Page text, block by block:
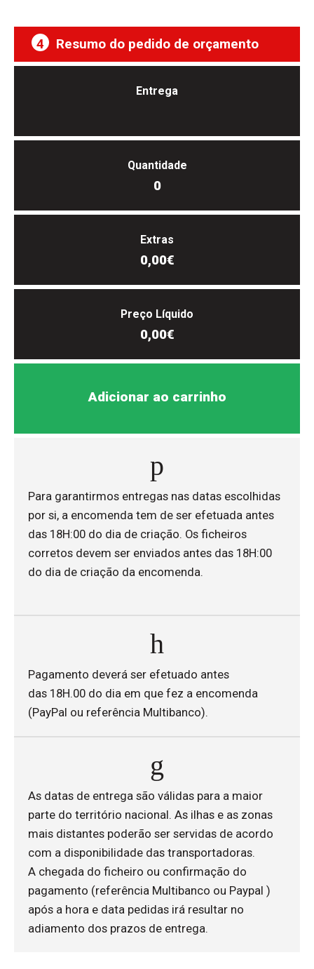
4 Resumo do pedido de orçamento
Entrega
Quantidade
0
Extras
0,00€
Preço Líquido
0,00€
Adicionar ao carrinho
Para garantirmos entregas nas datas escolhidas
por si, a encomenda tem de ser efetuada antes
das 18H:00 do dia de criação. Os ficheiros
corretos devem ser enviados antes das 18H:00
do dia de criação da encomenda.
Pagamento deverá ser efetuado antes
das 18H.00 do dia em que fez a encomenda
(PayPal ou referência Multibanco).
As datas de entrega são válidas para a maior
parte do território nacional. As ilhas e as zonas
mais distantes poderão ser servidas de acordo
com a disponibilidade das transportadoras.
A chegada do ficheiro ou confirmação do
pagamento (referência Multibanco ou Paypal )
após a hora e data pedidas irá resultar no
adiamento dos prazos de entrega.